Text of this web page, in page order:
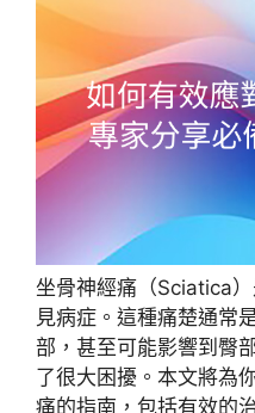
坐骨神經痛（Sciatica
見病症。這種痛楚通常
部，甚至可能影響到臀
了很大困擾。本文將為
痛的指南，包括有效的